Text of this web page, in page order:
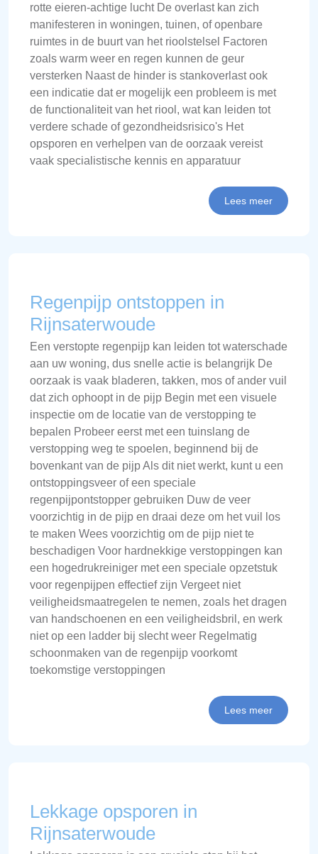
rotte eieren-achtige lucht De overlast kan zich
manifesteren in woningen, tuinen, of openbare
ruimtes in de buurt van het rioolstelsel Factoren
zoals warm weer en regen kunnen de geur
versterken Naast de hinder is stankoverlast ook
een indicatie dat er mogelijk een probleem is met
de functionaliteit van het riool, wat kan leiden tot
verdere schade of gezondheidsrisico's Het
opsporen en verhelpen van de oorzaak vereist
vaak specialistische kennis en apparatuur
Lees meer
Regenpijp ontstoppen in
Rijnsaterwoude
Een verstopte regenpijp kan leiden tot waterschade
aan uw woning, dus snelle actie is belangrijk De
oorzaak is vaak bladeren, takken, mos of ander vuil
dat zich ophoopt in de pijp Begin met een visuele
inspectie om de locatie van de verstopping te
bepalen Probeer eerst met een tuinslang de
verstopping weg te spoelen, beginnend bij de
bovenkant van de pijp Als dit niet werkt, kunt u een
ontstoppingsveer of een speciale
regenpijpontstopper gebruiken Duw de veer
voorzichtig in de pijp en draai deze om het vuil los
te maken Wees voorzichtig om de pijp niet te
beschadigen Voor hardnekkige verstoppingen kan
een hogedrukreiniger met een speciale opzetstuk
voor regenpijpen effectief zijn Vergeet niet
veiligheidsmaatregelen te nemen, zoals het dragen
van handschoenen en een veiligheidsbril, en werk
niet op een ladder bij slecht weer Regelmatig
schoonmaken van de regenpijp voorkomt
toekomstige verstoppingen
Lees meer
Lekkage opsporen in
Rijnsaterwoude